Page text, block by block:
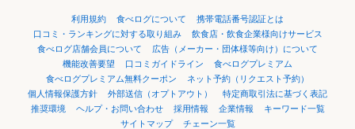
利用規約 食べログについて
携帯電話番号認証とは
口コミ・ランキングに対する取り組み
飲食店・飲食企業様向けサービス
食べログ店舗会員について
広告（メーカー・団体様等向け）について
機能改善要望
口コミガイドライン
食べログプレミアム
食べログプレミアム無料クーポン
ネット予約（リクエスト予約）
個人情報保護方針
外部送信（オプトアウト）
特定商取引法に基づく表記
推奨環境
ヘルプ・お問い合わせ 採用情報 企業情報
キーワード一覧
サイトマップ
チェーン一覧